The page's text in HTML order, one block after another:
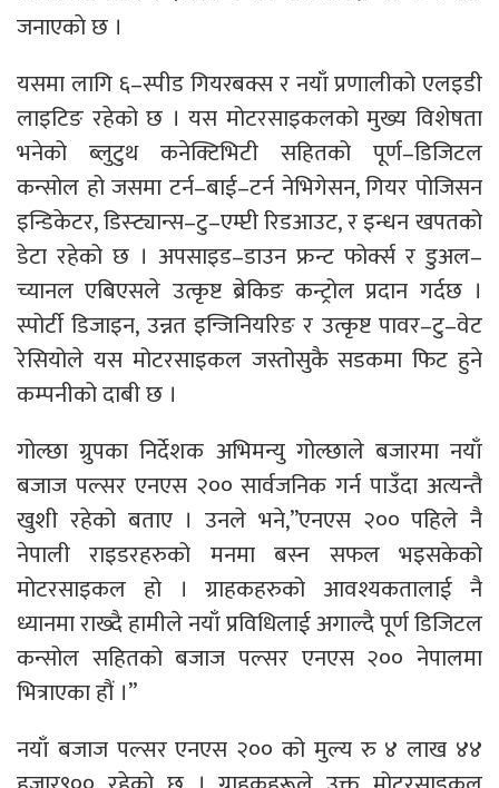
जनाएकाे छ ।
यसमा लागि ६–स्पीड गियरबक्स र नयाँ प्रणालीको एलइडी
लाइटिङ रहेको छ । यस मोटरसाइकलको मुख्य विशेषता
भनेको ब्लुटुथ कनेक्टिभिटी सहितको पूर्ण–डिजिटल
कन्सोल हो जसमा टर्न–बाई–टर्न नेभिगेसन, गियर पोजिसन
इन्डिकेटर, डिस्ट्यान्स–टु–एम्प्टी रिडआउट, र इन्धन खपतको
डेटा रहेको छ । अपसाइड–डाउन फ्रन्ट फोर्क्स र डुअल–
च्यानल एबिएसले उत्कृष्ट ब्रेकिङ कन्ट्रोल प्रदान गर्दछ ।
स्पोर्टी डिजाइन, उन्नत इन्जिनियरिङ र उत्कृष्ट पावर–टु–वेट
रेसियोले यस मोटरसाइकल जस्तोसुकै सडकमा फिट हुने
कम्पनीको दाबी छ ।
गोल्छा ग्रुपका निर्देशक अभिमन्यु गोल्छाले बजारमा नयाँ
बजाज पल्सर एनएस २०० सार्वजनिक गर्न पाउँदा अत्यन्तै
खुशी रहेको बताए । उनले भने,”एनएस २०० पहिले नै
नेपाली राइडरहरुको मनमा बस्न सफल भइसकेको
मोटरसाइकल हो । ग्राहकहरुको आवश्यकतालाई नै
ध्यानमा राख्दै हामीले नयाँ प्रविधिलाई अगाल्दै पूर्ण डिजिटल
कन्सोल सहितको बजाज पल्सर एनएस २०० नेपालमा
भित्राएका हौं ।”
नयाँ बजाज पल्सर एनएस २०० को मुल्य रु ४ लाख ४४